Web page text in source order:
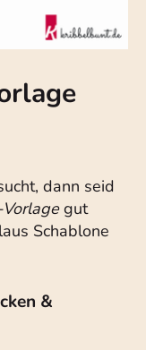
dann seid
gut
Schablone
&